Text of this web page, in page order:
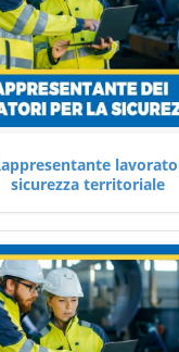
sicurezza territoriale